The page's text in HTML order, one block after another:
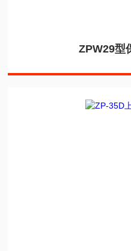
ZPW29型